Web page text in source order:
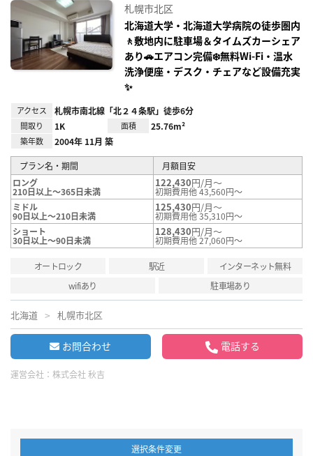
録
札幌市北区
北海道大学・北海道大学病院の徒歩圏内
🚶敷地内に駐車場＆タイムズカーシェア
あり🚗エアコン完備❄️無料Wi‑Fi・温水
洗浄便座・デスク・チェアなど設備充実
✨
アクセス 札幌市南北線「北２４条駅」徒歩6分
間取り 1K 面積 25.76m²
築年数 2004年 11月 築
プラン名・期間
月額目安
ロング
210日以上～365日未満
122,430円/月～
初期費用他 43,560円～
ミドル
90日以上～210日未満
125,430円/月～
初期費用他 35,310円～
ショート
30日以上～90日未満
128,430円/月～
初期費用他 27,060円～
オートロック 駅近
インターネット無料
wifiあり
駐車場あり
北海道 札幌市北区
お問合わせ 電話する
運営会社： 株式会社 秋吉
選択条件変更